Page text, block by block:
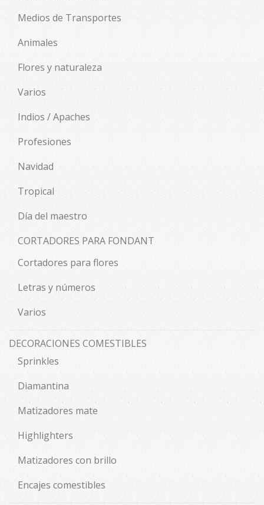
Medios de Transportes
Animales
Flores y naturaleza
Varios
Indios / Apaches
Profesiones
Navidad
Tropical
Día del maestro
CORTADORES PARA FONDANT
Cortadores para flores
Letras y números
Varios
DECORACIONES COMESTIBLES
Sprinkles
Diamantina
Matizadores mate
Highlighters
Matizadores con brillo
Encajes comestibles